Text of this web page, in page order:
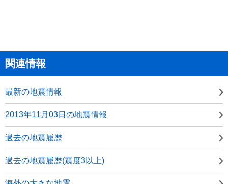
関連情報
最新の地震情報
2013年11月03日の地震情報
過去の地震履歴
過去の地震履歴(震度3以上)